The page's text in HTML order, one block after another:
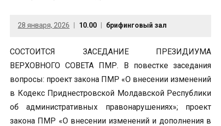
28 января, 2026 10.00 брифинговый зал
СОСТОИТСЯ ЗАСЕДАНИЕ ПРЕЗИДИУМА
ВЕРХОВНОГО СОВЕТА ПМР. В повестке заседания
вопросы: проект закона ПМР «О внесении изменений
в Кодекс Приднестровской Молдавской Республики
об административных правонарушениях»; проект
закона ПМР «О внесении изменений и дополнения в